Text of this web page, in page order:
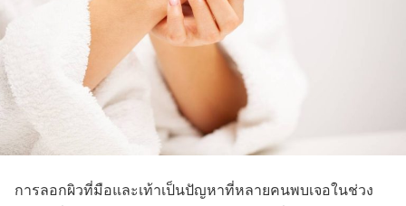
การลอกผิวที่มือและเท้าเป็นปัญหาที่หลายคนพบเจอในช่วง